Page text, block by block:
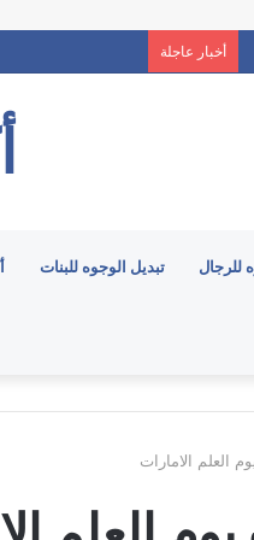
أخبار عاجلة
للرجال تبديل الوجوه للبنات
العلم الامارات